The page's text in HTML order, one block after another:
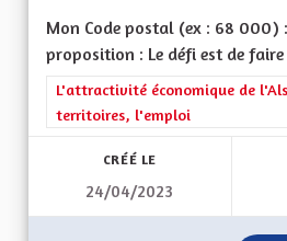
Mon Code postal (ex : 68 000)
proposition : Le défi est de
Filtrer les résultats de la
L'attractivité économique de
territoires, l'emploi
CRÉÉ LE
24/04/2023